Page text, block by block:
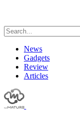
News
Gadgets
Review
Articles